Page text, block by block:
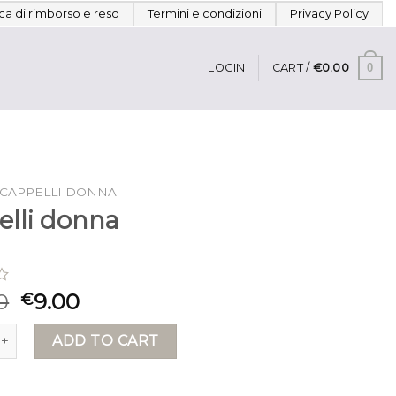
di rimborso e reso Termini e condizioni Privacy Policy
LOGIN CART / €0.00 0
CAPPELLI DONNA
donna
€9.00
quantity
ADD TO CART